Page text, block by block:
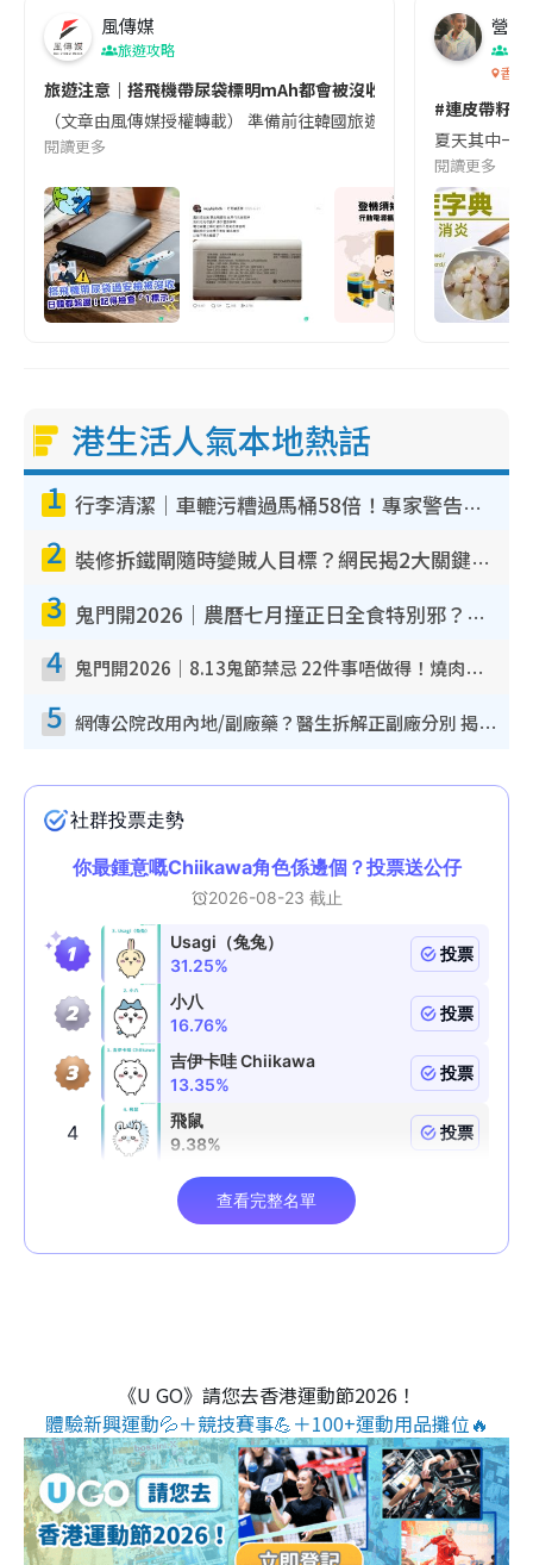
風傳媒
旅遊攻略
旅遊注意｜搭飛機帶尿袋標明mAh都會被沒收😱出發前切記檢查
（文章由風傳媒授權轉載） 準備前往韓國旅遊的民眾，近期要
閱讀更多
營養
香港
#連皮帶籽
夏天其中一
閱讀更多
港生活人氣本地熱話
1 行李清潔｜車轆污糟過馬桶58倍！專家警告忌用酒精抹 教1招免污手除菌
2 裝修拆鐵閘隨時變賊人目標？網民揭2大關鍵用途：裝新式等於白裝？附新舊鐵閘分別
3 鬼門開2026｜農曆七月撞正日全食特別邪？專家警告切忌做一事！揭4大禁忌+2招保平安
4 鬼門開2026｜8.13鬼節禁忌 22件事唔做得！燒肉、刺身要少食？半夜勿吹口哨/打呢個電話
5 網傳公院改用內地/副廠藥？醫生拆解正副廠分別 揭4類人換藥隨時出事
《U GO》請您去香港運動節2026！
體驗新興運動💦＋競技賽事💪＋100+運動用品攤位🔥